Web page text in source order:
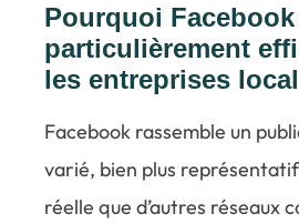
Pourquoi
particulièrement
les entreprises
Facebook rassemble un
varié, bien plus
réelle que d’autres réseaux